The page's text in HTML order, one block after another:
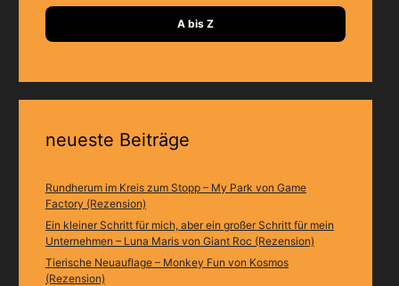
A bis Z
neueste Beiträge
Rundherum im Kreis zum Stopp – My Park von Game
Factory (Rezension)
Ein kleiner Schritt für mich, aber ein großer Schritt für mein
Unternehmen – Luna Maris von Giant Roc (Rezension)
Tierische Neuauflage – Monkey Fun von Kosmos
(Rezension)